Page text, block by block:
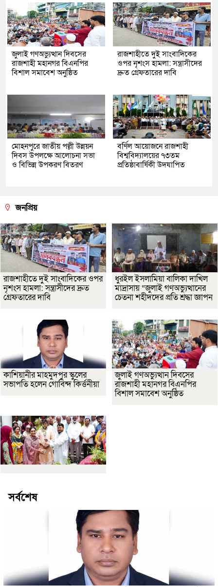
জুলাই গণঅভ্যুত্থান দিবসের
রাজশাহী মহানগর বিএনপির
বিশাল সমাবেশ অনুষ্ঠিত
রাজশাহীতে দুই সাংবাদিকের
ওপর নৃশংস হামলা: সন্ত্রাসীদের
দ্রুত গ্রেফতারের দাবি
মোহনপুরে জাতীয় পল্লী উন্নয়ন
দিবস উপলক্ষে আলোচনা সভা
ও বিভিন্ন উপকরণ বিতরণ
বর্ণিল আয়োজনে রাজশাহী
বিশ্ববিদ্যালয়ের ৭৩তম
প্রতিষ্ঠাবার্ষিকী উদযাপিত
জনপ্রিয়
রাজশাহীতে দুই সাংবাদিকের ওপর
নৃশংস হামলা: সন্ত্রাসীদের দ্রুত
গ্রেফতারের দাবি
ধুরইল ইসলামিয়া বালিকা দাখিল
মাদ্রাসায় “জুলাই গণঅভ্যুত্থানের
চেতনা শহীদদের প্রতি শ্রদ্ধা জ্ঞাপন
কাশিয়ানীর মাহমুদপুর স্কুলের
সভাপতি হলেন গোবিন্দ কির্ত্তনীয়া
জুলাই গণঅভ্যুত্থান দিবসের
রাজশাহী মহানগর বিএনপির
বিশাল সমাবেশ অনুষ্ঠিত
সর্বশেষ